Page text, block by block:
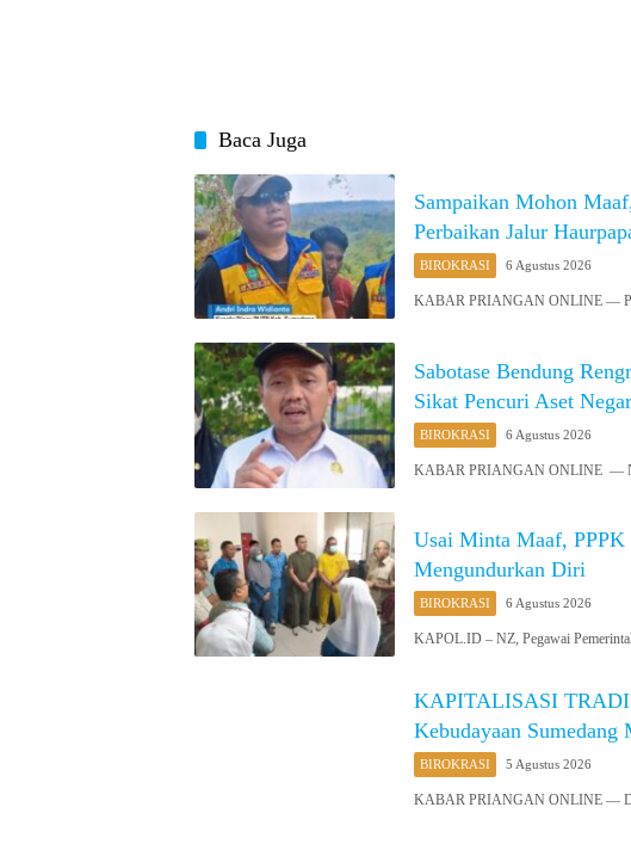
Baca Juga
Sampaikan Mohon
Perbaikan Jalur
BIROKRASI 6 Agustus 2026
KABAR PRIANGAN ONLINE —
Sabotase Bendung
Sikat Pencuri Aset
BIROKRASI 6 Agustus 2026
KABAR PRIANGAN ONLINE —
Usai Minta Maaf,
Mengundurkan Diri
BIROKRASI 6 Agustus 2026
KAPOL.ID – NZ, Pegawai
KAPITALISASI
Kebudayaan
BIROKRASI 5 Agustus 2026
KABAR PRIANGAN ONLINE — Di